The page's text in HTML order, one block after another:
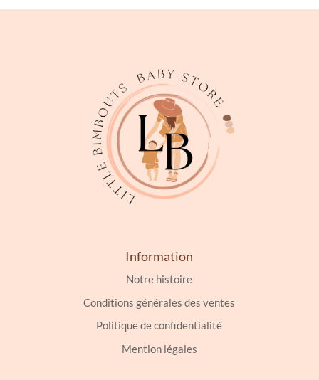
Information
Notre histoire
Conditions générales des ventes
Politique de confidentialité
Mention légales